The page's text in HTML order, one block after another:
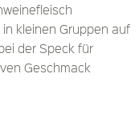
kleinen Gruppen auf
der Speck für
Geschmack